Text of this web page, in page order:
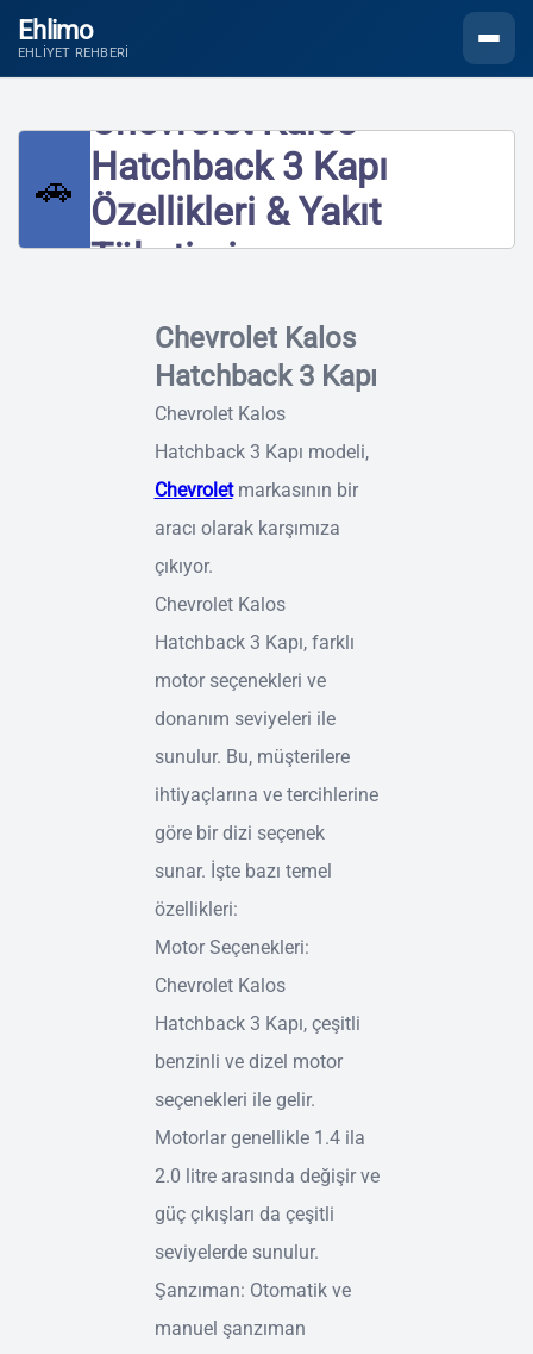
Ehlimo
EHLIYET REHBERI
🚗
Chevrolet Kalos
Hatchback 3 Kapı
Özellikleri & Yakıt
Tüketimi
Chevrolet Kalos
Hatchback 3 Kapı
Chevrolet Kalos
Hatchback 3 Kapı modeli,
Chevroletmarkasının bir
aracı olarak karşımıza
çıkıyor.
Chevrolet Kalos
Hatchback 3 Kapı, farklı
motor seçenekleri ve
donanım seviyeleri ile
sunulur. Bu, müşterilere
ihtiyaçlarına ve tercihlerine
göre bir dizi seçenek
sunar. İşte bazı temel
özellikleri:
Motor Seçenekleri:
Chevrolet Kalos
Hatchback 3 Kapı, çeşitli
benzinli ve dizel motor
seçenekleri ile gelir.
Motorlar genellikle 1.4 ila
2.0 litre arasında değişir ve
güç çıkışları da çeşitli
seviyelerde sunulur.
Şanzıman: Otomatik ve
manuel şanzıman